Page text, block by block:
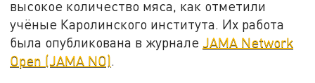
высокое количество мяса, как отметили
учёные Каролинского института. Их работа
была опубликована в журналеJAMA Network
Open (JAMA NO).